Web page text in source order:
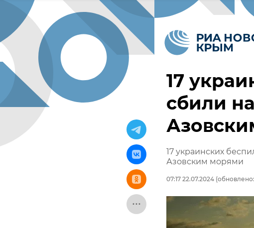
17
сбили
17 украинских
Азовским морями
07:17 22.07.2024